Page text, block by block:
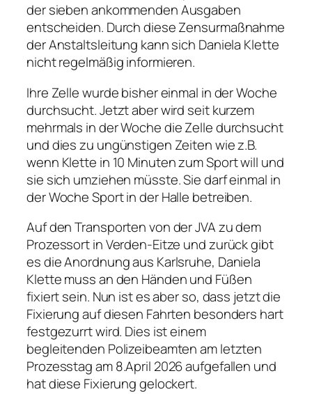
der sieben ankommenden Ausgaben
entscheiden. Durch diese Zensurmaßnahme
der Anstaltsleitung kann sich Daniela Klette
nicht regelmäßig informieren.
Ihre Zelle wurde bisher einmal in der Woche
durchsucht. Jetzt aber wird seit kurzem
mehrmals in der Woche die Zelle durchsucht
und dies zu ungünstigen Zeiten wie z.B.
wenn Klette in 10 Minuten zum Sport will und
sie sich umziehen müsste. Sie darf einmal in
der Woche Sport in der Halle betreiben.
Auf den Transporten von der JVA zu dem
Prozessort in Verden-Eitze und zurück gibt
es die Anordnung aus Karlsruhe, Daniela
Klette muss an den Händen und Füßen
fixiert sein. Nun ist es aber so, dass jetzt die
Fixierung auf diesen Fahrten besonders hart
festgezurrt wird. Dies ist einem
begleitenden Polizeibeamten am letzten
Prozesstag am 8.April 2026 aufgefallen und
hat diese Fixierung gelockert.